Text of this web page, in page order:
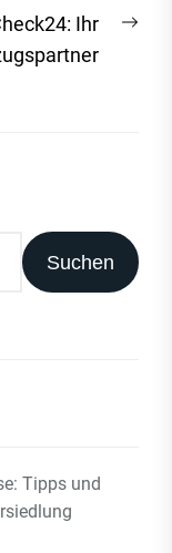
Ihr
Suchen
Tipps und